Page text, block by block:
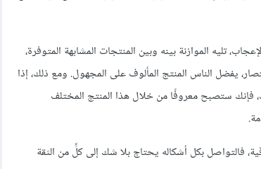
تليه الموازنة بينه وبين المنتجات المشابهة المتوفرة،
يفضل الناس المنتج المألوف على المجهول. ومع ذلك، إذا
فإنك ستصبح معروفًا من خلال هذا المنتج المختلف
فالتواصل بكل أشكاله يحتاج بلا شك إلى كلٍّ من الثقة